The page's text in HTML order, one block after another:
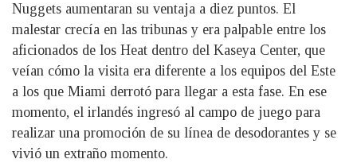
Nuggets aumentaran su ventaja a diez puntos. El
malestar crecía en las tribunas y era palpable entre los
aficionados de los Heat dentro del Kaseya Center, que
veían cómo la visita era diferente a los equipos del Este
a los que Miami derrotó para llegar a esta fase. En ese
momento, el irlandés ingresó al campo de juego para
realizar una promoción de su línea de desodorantes y se
vivió un extraño momento.